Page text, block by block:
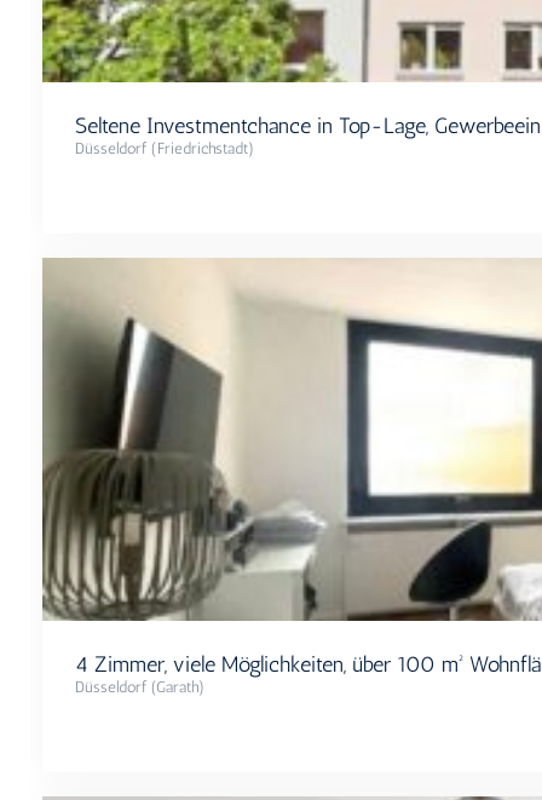
Seltene Investmentchance in Top-Lage,
Düsseldorf (Friedrichstadt)
4 Zimmer, viele Möglichkeiten, über 100 m²​
Düsseldorf (Garath)